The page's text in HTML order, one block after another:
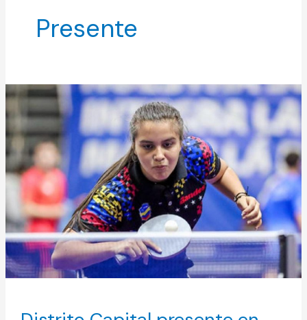
Presente
Distrito
Capital
presente
en
los
Juegos
Bolivarianos
2022